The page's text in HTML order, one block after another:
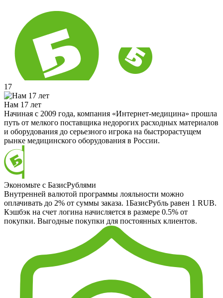
17
Нам 17 лет
Начиная с 2009 года, компания «Интернет-медицина» прошла
путь от мелкого поставщика недорогих расходных материалов
и оборудования до серьезного игрока на быстрорастущем
рынке медицинского оборудования в России.
Экономьте с БазисРублями
Внутренней валютой программы лояльности можно
оплачивать до 2% от суммы заказа. 1БазисРубль равен 1 RUB.
Кэшбэк на счет логина начисляется в размере 0.5% от
покупки. Выгодные покупки для постоянных клиентов.